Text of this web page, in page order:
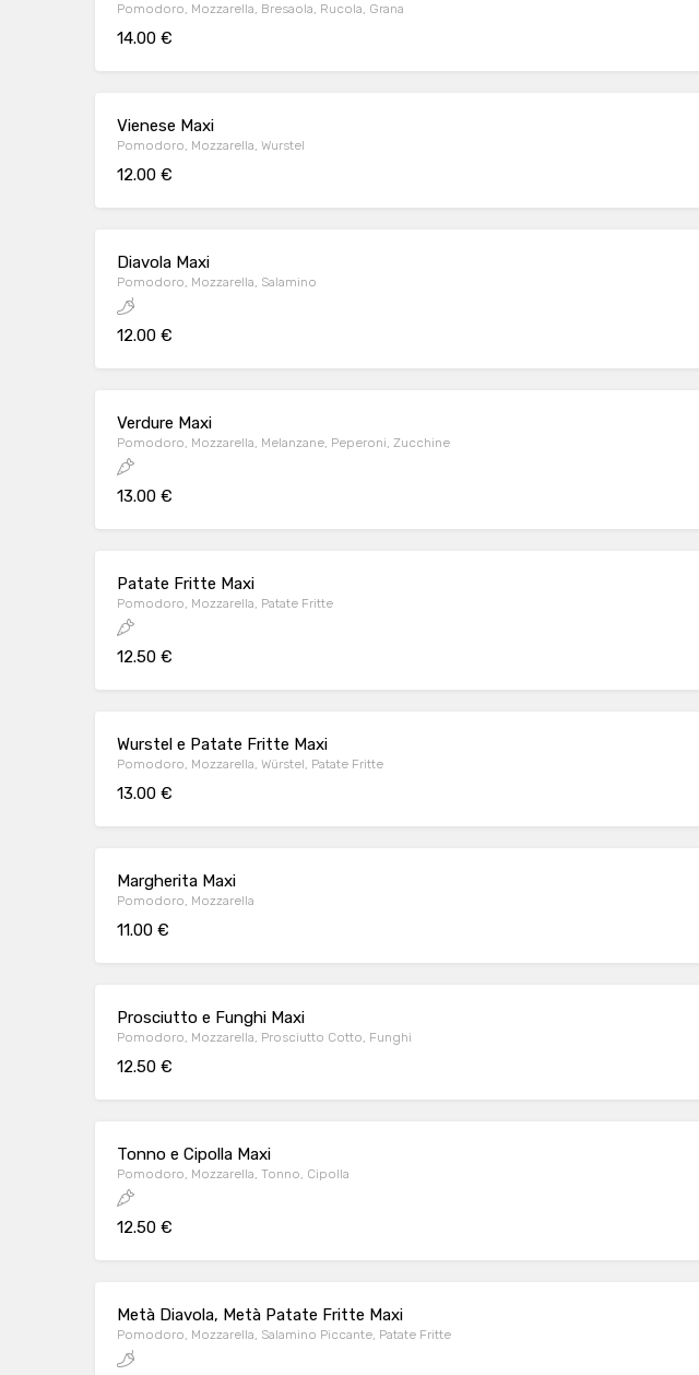
Pomodoro, Mozzarella, Bresaola, Rucola, Grana
14.00 €
Vienese Maxi
Pomodoro, Mozzarella, Wurstel
12.00 €
Diavola Maxi
Pomodoro, Mozzarella, Salamino
12.00 €
Verdure Maxi
Pomodoro, Mozzarella, Melanzane, Peperoni, Zucchine
13.00 €
Patate Fritte Maxi
Pomodoro, Mozzarella, Patate Fritte
12.50 €
Wurstel e Patate Fritte Maxi
Pomodoro, Mozzarella, Würstel, Patate Fritte
13.00 €
Margherita Maxi
Pomodoro, Mozzarella
11.00 €
Prosciutto e Funghi Maxi
Pomodoro, Mozzarella, Prosciutto Cotto, Funghi
12.50 €
Tonno e Cipolla Maxi
Pomodoro, Mozzarella, Tonno, Cipolla
12.50 €
Metà Diavola, Metà Patate Fritte Maxi
Pomodoro, Mozzarella, Salamino Piccante, Patate Fritte